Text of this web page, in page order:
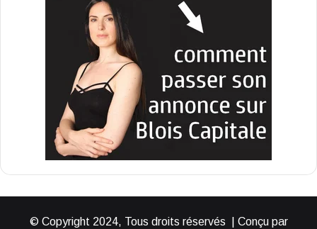
© Copyright 2024, Tous droits réservés | Conçu par